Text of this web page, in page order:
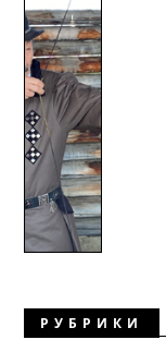
РУБРИКИ